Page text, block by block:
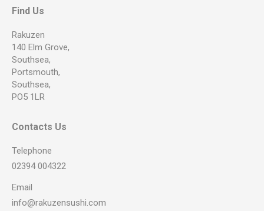
Find Us
Rakuzen
140 Elm Grove,
Southsea,
Portsmouth,
Southsea,
PO5 1LR
Contacts Us
Telephone
02394 004322
Email
info@rakuzensushi.com